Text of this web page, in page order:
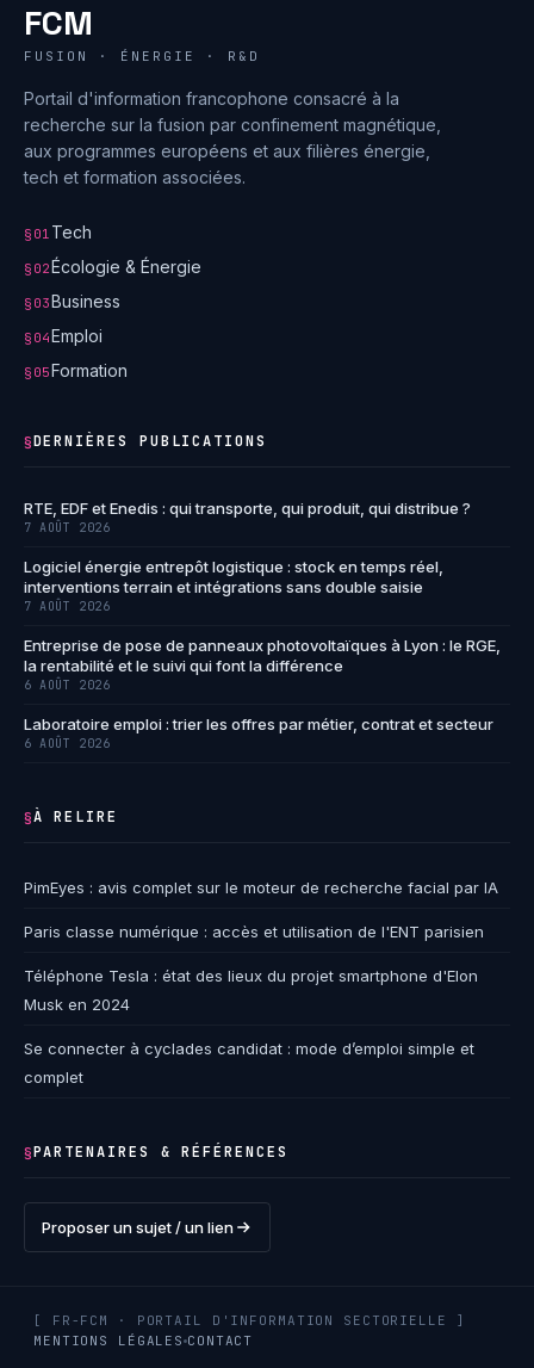
FCM
FUSION · ÉNERGIE · R&D
Portail d'information francophone consacré à la
recherche sur la fusion par confinement magnétique,
aux programmes européens et aux filières énergie,
tech et formation associées.
§01 Tech
§02Écologie & Énergie
§03Business
§04Emploi
§05Formation
§DERNIÈRES PUBLICATIONS
RTE, EDF et Enedis : qui transporte, qui produit, qui distribue ?
7 AOÛT 2026
Logiciel énergie entrepôt logistique : stock en temps réel,
interventions terrain et intégrations sans double saisie
7 AOÛT 2026
Entreprise de pose de panneaux photovoltaïques à Lyon : le RGE,
la rentabilité et le suivi qui font la différence
6 AOÛT 2026
Laboratoire emploi : trier les offres par métier, contrat et secteur
6 AOÛT 2026
§À RELIRE
PimEyes : avis complet sur le moteur de recherche facial par IA
Paris classe numérique : accès et utilisation de l'ENT parisien
Téléphone Tesla : état des lieux du projet smartphone d'Elon
Musk en 2024
Se connecter à cyclades candidat : mode d’emploi simple et
complet
§PARTENAIRES & RÉFÉRENCES
Proposer un sujet / un lien
[ FR-FCM · PORTAIL D'INFORMATION SECTORIELLE ]
MENTIONS LÉGALES CONTACT